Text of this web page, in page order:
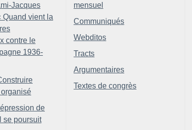
Jacques
Quand vient la
contre le
1936-
organisé
de
se poursuit
mensuel
Communiqués
Webditos
Tracts
Argumentaires
Textes de congrès